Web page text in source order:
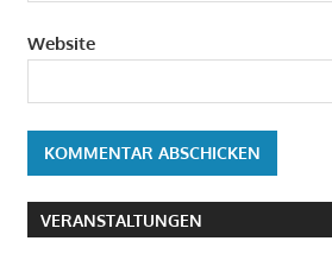
Website
VERANSTALTUNGEN